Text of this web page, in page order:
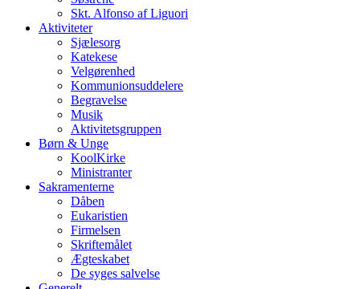
Skt. Alfonso af Liguori
Aktiviteter
Sjælesorg
Katekese
Velgørenhed
Kommunionsuddelere
Begravelse
Musik
Aktivitetsgruppen
Børn & Unge
KoolKirke
Ministranter
Sakramenterne
Dåben
Eukaristien
Firmelsen
Skriftemålet
Ægteskabet
De syges salvelse